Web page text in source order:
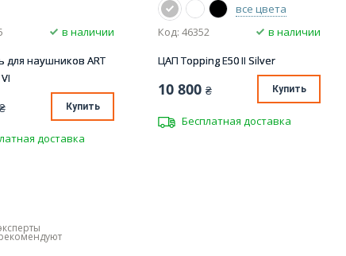
в наличии
для наушников ART
₴ Купить
доставка
все цвета
Код: 46352
в наличии
ЦАП Topping E50 II Silver
10 800 ₴ Купить
Бесплатная доставка